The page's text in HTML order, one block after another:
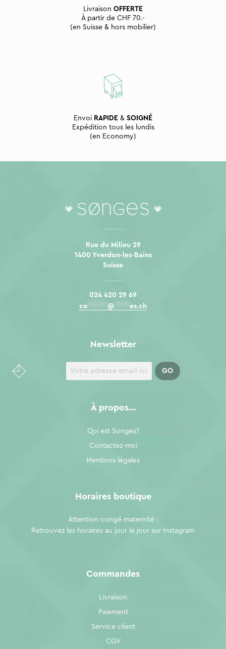
Livraison OFFERTE
À partir de CHF 70.-
(en Suisse & hors mobilier)
Envoi RAPIDE & SOIGNÉ
Expédition tous les lundis
(en Economy)
Rue du Milieu 29
1400 Yverdon-les-Bains
Suisse
024 420 29 69
co
@ es.ch
Commandes
Livraison
Paiement
Service client
CGV
À propos…
Qui est Songes?
Contactez-moi
Mentions légales
Newsletter
Horaires boutique
Attention congé maternité :
Retrouvez les horaires au jour le jour sur
Instagram